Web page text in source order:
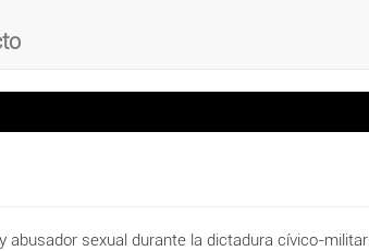
abusador sexual durante la dictadura cívico-militar